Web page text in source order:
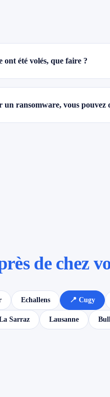
ont été volés, que faire ?
un ransomware, vous pouvez
de chez
Echallens 📍 Cugy
Sarraz Lausanne